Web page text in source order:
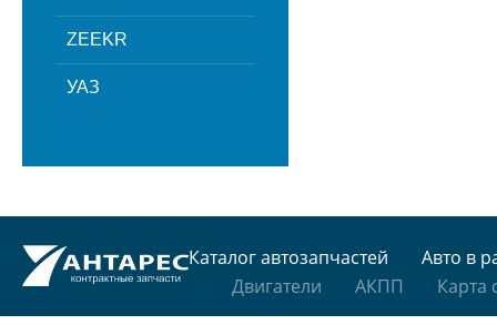
ZEEKR
УАЗ
Каталог автозапчастей
Авто в
Двигатели
АКПП Карта